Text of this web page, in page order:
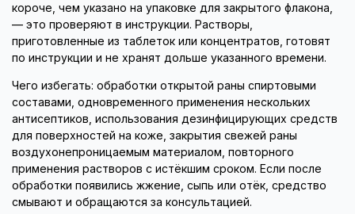
короче, чем указано на упаковке для закрытого флакона,
— это проверяют в инструкции. Растворы,
приготовленные из таблеток или концентратов, готовят
по инструкции и не хранят дольше указанного времени.
Чего избегать: обработки открытой раны спиртовыми
составами, одновременного применения нескольких
антисептиков, использования дезинфицирующих средств
для поверхностей на коже, закрытия свежей раны
воздухонепроницаемым материалом, повторного
применения растворов с истёкшим сроком. Если после
обработки появились жжение, сыпь или отёк, средство
смывают и обращаются за консультацией.